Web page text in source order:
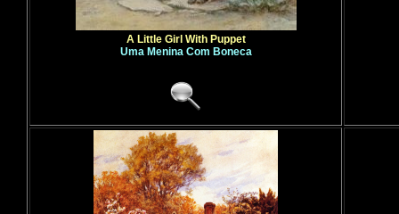
A Little Girl With Puppet
Uma Menina Com Boneca